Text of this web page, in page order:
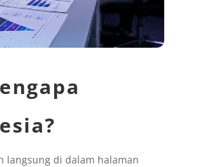
langsung di dalam halaman